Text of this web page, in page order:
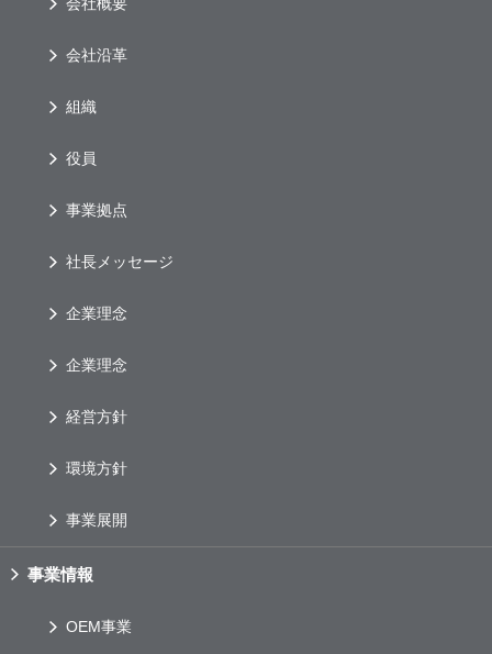
会社概要
会社沿革
組織
役員
事業拠点
社長メッセージ
企業理念
企業理念
経営方針
環境方針
事業展開
事業情報
OEM事業